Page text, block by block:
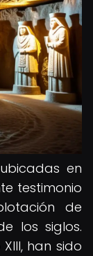
en
testimonio
de
los siglos.
han sido